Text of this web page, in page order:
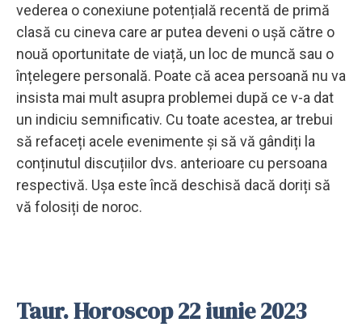
vederea o conexiune potențială recentă de primă
clasă cu cineva care ar putea deveni o ușă către o
nouă oportunitate de viață, un loc de muncă sau o
înțelegere personală. Poate că acea persoană nu va
insista mai mult asupra problemei după ce v-a dat
un indiciu semnificativ. Cu toate acestea, ar trebui
să refaceți acele evenimente și să vă gândiți la
conținutul discuțiilor dvs. anterioare cu persoana
respectivă. Ușa este încă deschisă dacă doriți să
vă folosiți de noroc.
Taur. Horoscop 22 iunie 2023